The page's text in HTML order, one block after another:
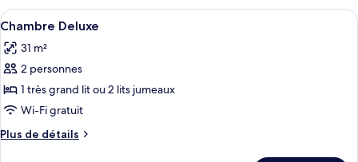
familiale
Afficher
toutes
les
photos
pour
ce
type
de
Une chambre d’hôtel avec un grand
6
Chambre Deluxe
31 m²
2 personnes
1 très grand lit ou 2 lits jumeaux
Wi-Fi gratuit
Plus de détails
Plus